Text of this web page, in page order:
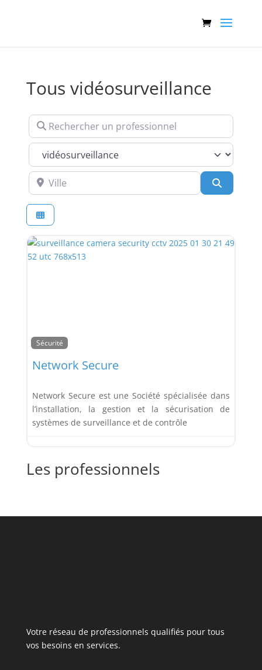
Tous vidéosurveillance
Rechercher un professionnel
Services
Ville
Sécurité
Network Secure
Network Secure est une Société spécialisée dans
l’installation, la gestion et la sécurisation de
systèmes de surveillance et de contrôle
Les professionnels
Votre réseau de professionnels qualifiés pour tous
vos besoins en services.